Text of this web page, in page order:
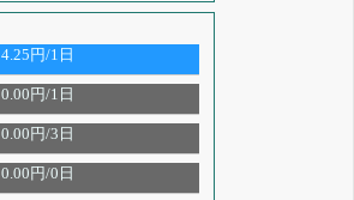
4.25円/1日
0.00円/1日
0.00円/3日
0.00円/0日